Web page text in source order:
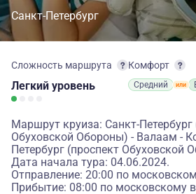
Санкт-Петербург
Сложность маршрута
Легкий уровень
Комфорт
Средний
Маршрут круиза: Санкт-Петербург
Обуховской Обороны) - Валаам -
Петербург (проспект Обуховской
Дата начала тура: 04.06.2024.
Отправление: 20:00 по
Прибытие: 08:00 по московскому